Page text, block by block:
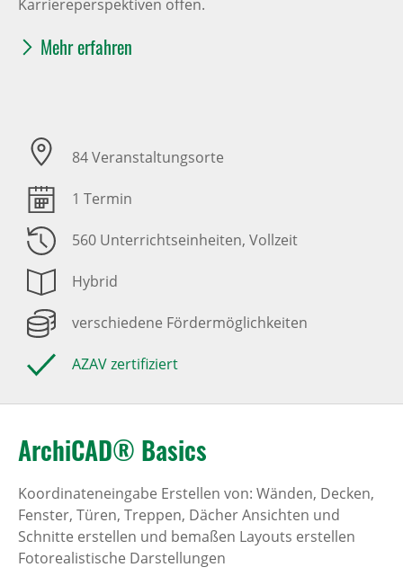
Karriereperspektiven offen.
Mehr erfahren
84 Veranstaltungsorte
1 Termin
560 Unterrichtseinheiten, Vollzeit
Hybrid
verschiedene Fördermöglichkeiten
AZAV zertifiziert
ArchiCAD® Basics
Koordinateneingabe Erstellen von: Wänden, Decken,
Fenster, Türen, Treppen, Dächer Ansichten und
Schnitte erstellen und bemaßen Layouts erstellen
Fotorealistische Darstellungen